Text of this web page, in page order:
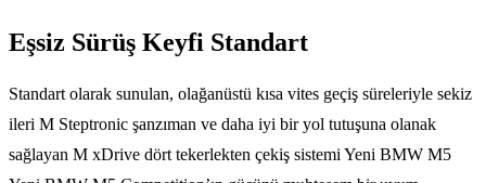
Eşsiz Sürüş Keyfi Standart
Standart olarak sunulan, olağanüstü kısa vites geçiş süreleriyle sekiz
ileri M Steptronic şanzıman ve daha iyi bir yol tutuşuna olanak
sağlayan M xDrive dört tekerlekten çekiş sistemi Yeni BMW M5